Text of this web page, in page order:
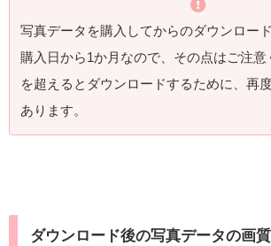
写真データを購入してからのダウンロー
購入日から1か月なので、その点はご注意
を超えるとダウンロードするために、再
あります。
ダウンロード後の写真データの画